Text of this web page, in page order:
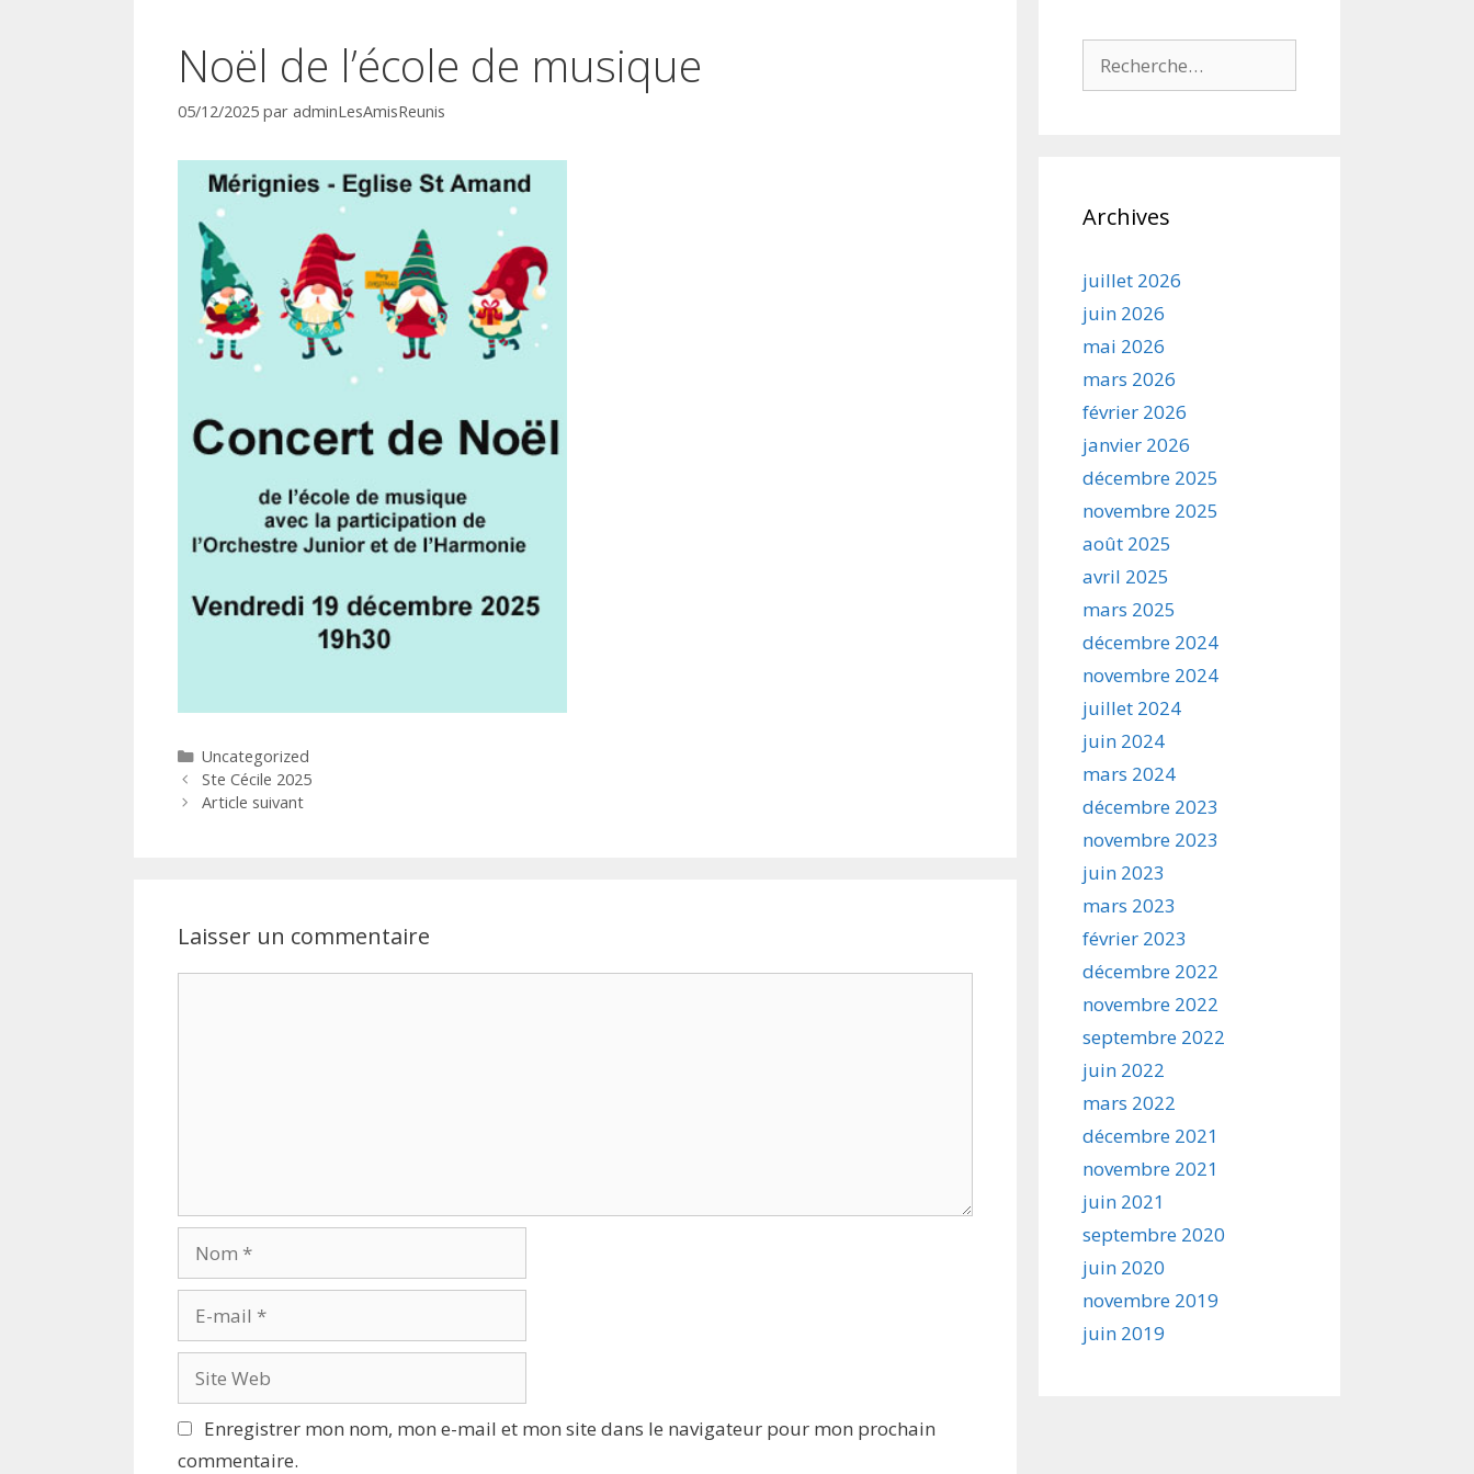
Noël de l’école de musique
05/12/2025 par adminLesAmisReunis
Catégories
Uncategorized
Navigation
des
Ste Cécile 2025
Article suivant
Laisser un commentaire
mail
Web
Enregistrer mon nom, mon e-mail et mon site dans le navigateur pour mon prochain
commentaire.
Archives
juillet 2026
juin 2026
mai 2026
mars 2026
février 2026
janvier 2026
décembre 2025
novembre 2025
août 2025
avril 2025
mars 2025
décembre 2024
novembre 2024
juillet 2024
juin 2024
mars 2024
décembre 2023
novembre 2023
juin 2023
mars 2023
février 2023
décembre 2022
novembre 2022
septembre 2022
juin 2022
mars 2022
décembre 2021
novembre 2021
juin 2021
septembre 2020
juin 2020
novembre 2019
juin 2019